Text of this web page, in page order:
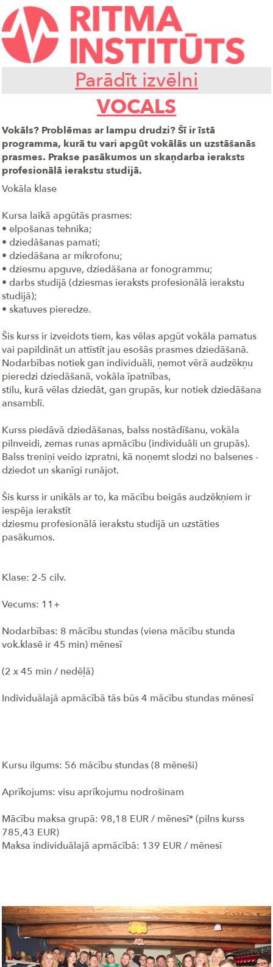
Parādīt izvēlni
VOCALS
Vokāls? Problēmas ar lampu drudzi? Šī ir īstā
programma, kurā tu vari apgūt vokālās un uzstāšanās
prasmes. Prakse pasākumos un skaņdarba ieraksts
profesionālā ierakstu studijā.
Vokāla klase
Kursa laikā apgūtās prasmes:
• elpošanas tehnika;
• dziedāšanas pamati;
• dziedāšana ar mikrofonu;
• dziesmu apguve, dziedāšana ar fonogrammu;
• darbs studijā (dziesmas ieraksts profesionālā ierakstu
studijā);
• skatuves pieredze.
Šis kurss ir izveidots tiem, kas vēlas apgūt vokāla pamatus
vai papildināt un attīstīt jau esošās prasmes dziedāšanā.
Nodarbības notiek gan individuāli, ņemot vērā audzēkņu
pieredzi dziedāšanā, vokāla īpatnības,
stilu, kurā vēlas dziedāt, gan grupās, kur notiek dziedāšana
ansamblī.
Kurss piedāvā dziedāšanas, balss nostādīšanu, vokāla
pilnveidi, zemas runas apmācību (individuāli un grupās).
Balss treniņi veido izpratni, kā noņemt slodzi no balsenes -
dziedot un skanīgi runājot.
Šis kurss ir unikāls ar to, ka mācību beigās audzēkņiem ir
iespēja ierakstīt
dziesmu profesionālā ierakstu studijā un uzstāties
pasākumos.
Klase: 2-5 cilv.
Vecums: 11+
Nodarbības: 8 mācību stundas (viena mācību stunda
vok.klasē ir 45 min) mēnesī
(2 x 45 min / nedēļā)
Individuālajā apmācībā tās būs 4 mācību stundas mēnesī
Kursu ilgums: 56 mācību stundas (8 mēneši)
Aprīkojums: visu aprīkojumu nodrošinam
Mācību maksa grupā: 98,18 EUR / mēnesī* (pilns kurss
785,43 EUR)
Maksa individuālajā apmācībā: 139 EUR / mēnesī